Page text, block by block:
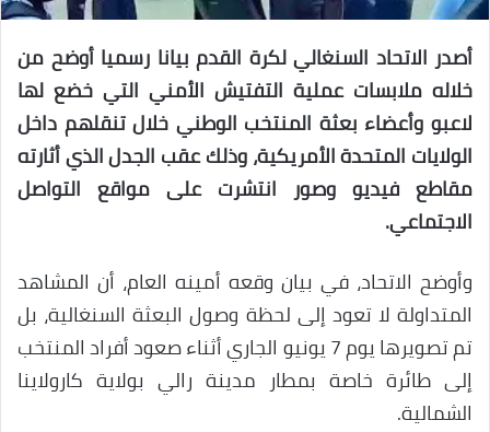
أصدر الاتحاد السنغالي لكرة القدم بيانا رسميا أوضح من
خلاله ملابسات عملية التفتيش الأمني التي خضع لها
لاعبو وأعضاء بعثة المنتخب الوطني خلال تنقلهم داخل
الولايات المتحدة الأمريكية، وذلك عقب الجدل الذي أثارته
مقاطع فيديو وصور انتشرت على مواقع التواصل
الاجتماعي.
وأوضح الاتحاد، في بيان وقعه أمينه العام، أن المشاهد
المتداولة لا تعود إلى لحظة وصول البعثة السنغالية، بل
تم تصويرها يوم 7 يونيو الجاري أثناء صعود أفراد المنتخب
إلى طائرة خاصة بمطار مدينة رالي بولاية كارولاينا
الشمالية.